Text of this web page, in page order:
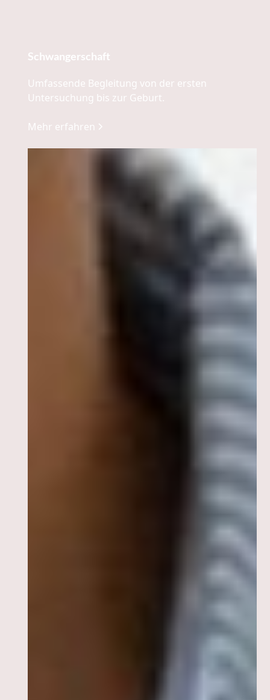
Schwangerschaft
Umfassende Begleitung von der ersten
Untersuchung bis zur Geburt.
Mehr erfahren